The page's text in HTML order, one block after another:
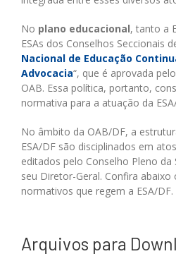
No plano educacional, tanto a
ESAs dos Conselhos Seccionais
Nacional de Educação
Advocacia“, que é aprovada
OAB. Essa política, portanto,
normativa para a atuação da
No âmbito da OAB/DF, a
ESA/DF são disciplinados em
editados pelo Conselho Pleno
seu Diretor-Geral. Confira abaixo
normativos que regem a ESA/DF.
Arquivos para